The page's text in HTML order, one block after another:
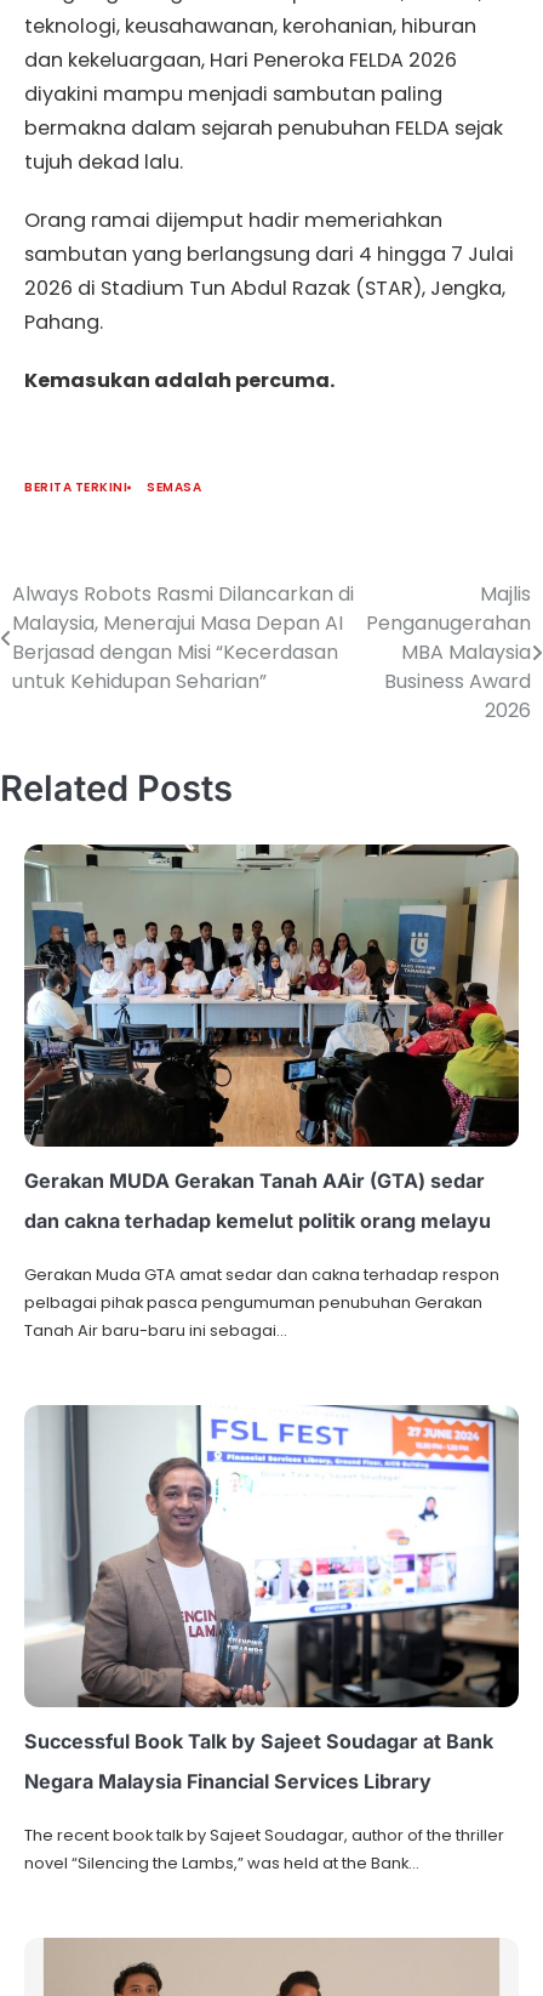
teknologi, keusahawanan, kerohanian, hiburan
dan kekeluargaan, Hari Peneroka FELDA 2026
diyakini mampu menjadi sambutan paling
bermakna dalam sejarah penubuhan FELDA sejak
tujuh dekad lalu.
Orang ramai dijemput hadir memeriahkan
sambutan yang berlangsung dari 4 hingga 7 Julai
2026 di Stadium Tun Abdul Razak (STAR), Jengka,
Pahang.
Kemasukan adalah percuma.
BERITA TERKINI SEMASA
Always Robots Rasmi Dilancarkan di
Malaysia, Menerajui Masa Depan AI
Berjasad dengan Misi “Kecerdasan
untuk Kehidupan Seharian”
Majlis
Penganugerahan
MBA Malaysia
Business Award
2026
Related Posts
Gerakan MUDA Gerakan Tanah AAir (GTA) sedar
dan cakna terhadap kemelut politik orang melayu
Gerakan Muda GTA amat sedar dan cakna terhadap respon
pelbagai pihak pasca pengumuman penubuhan Gerakan
Tanah Air baru-baru ini sebagai…
Successful Book Talk by Sajeet Soudagar at Bank
Negara Malaysia Financial Services Library
The recent book talk by Sajeet Soudagar, author of the thriller
novel “Silencing the Lambs,” was held at the Bank…